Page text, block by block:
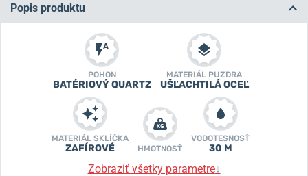
Popis produktu
POHON
BATÉRIOVÝ QUARTZ
MATERIÁL PUZDRA
UŠĽACHTILÁ OCEĽ
MATERIÁL SKLÍČKA
ZAFÍROVÉ HMOTNOSŤ
VODOTESNOSŤ
30 M
Zobraziť všetky parametre↓